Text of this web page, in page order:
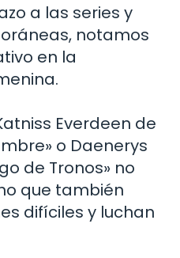
a las series y
notamos
en la
Everdeen de
o Daenerys
de Tronos» no
que también
difíciles y luchan